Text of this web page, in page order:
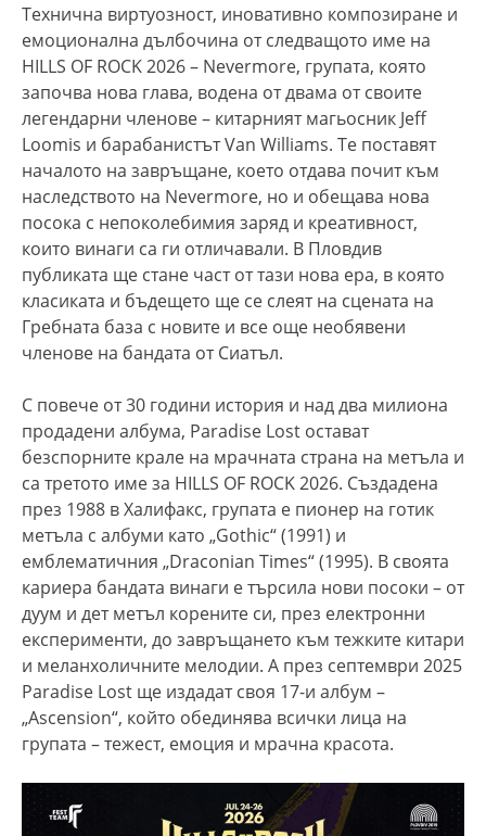
Технична виртуозност, иновативно композиране и
емоционална дълбочина от следващото име на
HILLS OF ROCK 2026 – Nevermore, групата, която
започва нова глава, водена от двама от своите
легендарни членове – китарният магьосник Jeff
Loomis и барабанистът Van Williams. Те поставят
началото на завръщане, което отдава почит към
наследството на Nevermore, но и обещава нова
посока с непоколебимия заряд и креативност,
които винаги са ги отличавали. В Пловдив
публиката ще стане част от тази нова ера, в която
класиката и бъдещето ще се слеят на сцената на
Гребната база с новите и все още необявени
членове на бандата от Сиатъл.
С повече от 30 години история и над два милиона
продадени албума, Paradise Lost остават
безспорните крале на мрачната страна на метъла и
са третото име за HILLS OF ROCK 2026. Създадена
през 1988 в Халифакс, групата е пионер на готик
метъла с албуми като „Gothic“ (1991) и
емблематичния „Draconian Times“ (1995). В своята
кариера бандата винаги е търсила нови посоки – от
дуум и дет метъл корените си, през електронни
експерименти, до завръщането към тежките китари
и меланхоличните мелодии. A през септември 2025
Paradise Lost ще издадат своя 17-и албум –
„Ascension“, който обединява всички лица на
групата – тежест, емоция и мрачна красота.